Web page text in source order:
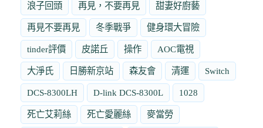
浪子回頭 再見，不要再見 甜妻好廚藝
再見不要再見 冬季戰爭 健身環大冒險
tinder評價 皮諾丘 操作 AOC電視
大淨氏 日勝新京站 森友會 清運 Switch
DCS-8300LH D-link DCS-8300L 1028
死亡艾莉絲 死亡愛麗絲 麥當勞